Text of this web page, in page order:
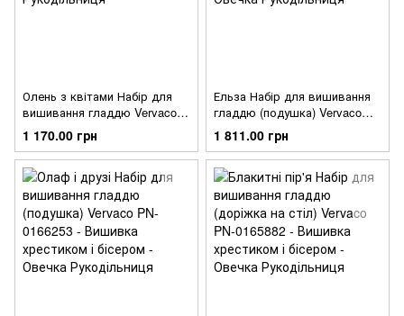
Олень з квітами Набір для
вишивання гладдю Vervaco
PN-0170263
1 170.00 грн
Ельза Набір для вишивання
гладдю (подушка) Vervaco
PN-0166259
1 811.00 грн